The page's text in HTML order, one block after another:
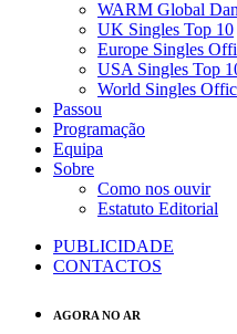
WARM Global
UK Singles Top 10
Europe Singles
USA Singles Top
World Singles
Passou
Programação
Equipa
Sobre
Como nos ouvir
Estatuto Editorial
PUBLICIDADE
CONTACTOS
AGORA NO AR